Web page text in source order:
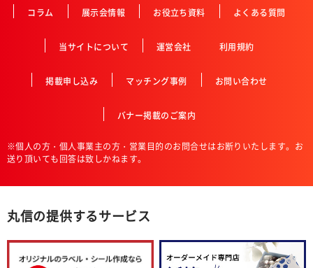
コラム 展示会情報 お役立ち資料 よくある質問
当サイトについて 運営会社 利用規約
掲載申し込み マッチング事例 お問い合わせ
バナー掲載のご案内
※個人の方・個人事業主の方・営業目的のお問合せはお断りいたします。お
送り頂いても回答は致しかねます。
丸信の提供するサービス